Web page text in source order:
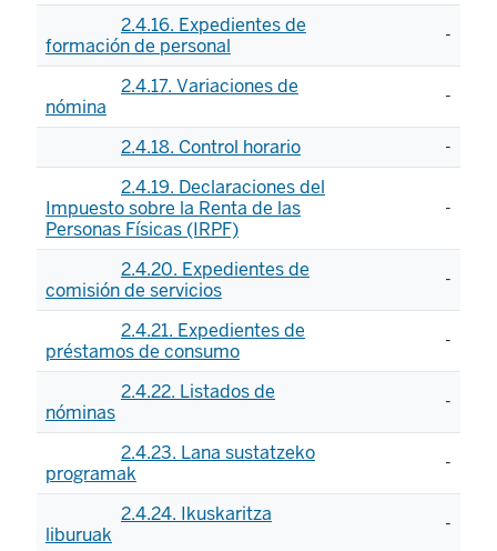
2.4.16. Expedientes de
formación de personal
-
2.4.17. Variaciones de
nómina
-
2.4.18. Control horario
-
2.4.19. Declaraciones del
Impuesto sobre la Renta de las
Personas Físicas (IRPF)
-
2.4.20. Expedientes de
comisión de servicios
-
2.4.21. Expedientes de
préstamos de consumo
-
2.4.22. Listados de
nóminas
-
2.4.23. Lana sustatzeko
programak
-
2.4.24. Ikuskaritza
liburuak
-